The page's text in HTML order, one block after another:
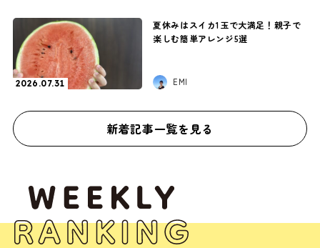
2026.07.31
夏休みはスイカ1玉で大満足！親子で
楽しむ簡単アレンジ5選
EMI
新着記事一覧を見る